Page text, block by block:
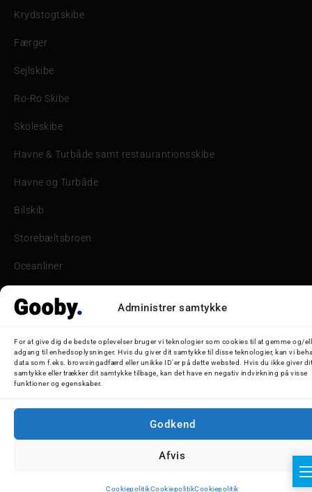
Administrer samtykke
For at give dig de bedste oplevelser bruger vi teknologier som cookies til at gemme og/
adgang til enhedsoplysninger. Hvis du giver dit samtykke til disse teknologier, kan vi
data som f.eks. browsingadfærd eller unikke ID'er på dette websted. Hvis du ikke giver dit
samtykke eller trækker dit samtykke tilbage, kan det have en negativ indvirkning på visse
funktioner og egenskaber.
Godkend
Afvis
CookiepolitikCookiepolitikCookiepolitik
Krydstogtskibe
Færger
Sejlskibe
Ro-Ro Skibe
Skoleskibe
Havne & Turbåde samt restaurantionsskibe
Havne og Turbåde
Bilskib
Storebæltsbroen
Oceanliner
© 2026 Nicolaj D. Jepsen - Gooby.dk